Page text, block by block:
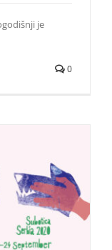
je
0
Nagrade za